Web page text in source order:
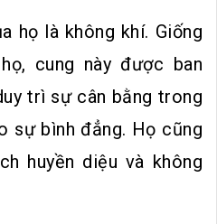
họ là không khí. Giống
cung này được ban
trì sự cân bằng trong
sự bình đẳng. Họ cũng
huyền diệu và không